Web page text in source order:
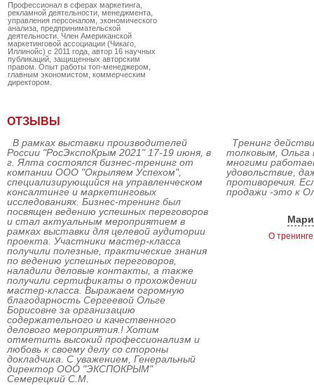
Профессионал в сферах маркетинга,
рекламной деятельности, менеджмента,
управления персоналом, экономического
анализа, предпринимательской
деятельности. Член Американской
маркетинговой ассоциации (Чикаго,
Иллинойс) с 2011 года, автор 16 научных
публикаций, защищенных авторским
правом. Опыт работы топ-менеджером,
главным экономистом, коммерческим
директором.
ОТЗЫВЫ
В рамках выставки производителей
России "РосЭкспоКрым 2021" 17-19 июня, в
г. Ялта состоялся бизнес-тренинг от
компании ООО "Окрыляем Успехом",
специализирующийся на управленческом
консалтинге и маркетинговых
исследованиях. Бизнес-тренинг был
посвящен ведению успешных переговоров
и стал актуальным мероприятием в
рамках выставки для целевой аудитории
проекта. Участники мастер-класса
получили полезные, практические знания
по ведению успешных переговоров,
наладили деловые контакты, а также
получили сертификаты о прохождении
мастер-класса. Выражаем огромную
благодарность Сергеевой Ольге
Борисовне за организацию
содержательного и качественного
делового мероприятия.! Хотим
отметить высокий профессионализм и
любовь к своему делу со стороны
докладчика. С уважением, Генеральный
директор ООО "ЭКСПОКРЫМ"
Семерецкий С.М.
Тренинг
толковым, Ольга
многими
удовольствие,
противоречия.
продажи -это к
О